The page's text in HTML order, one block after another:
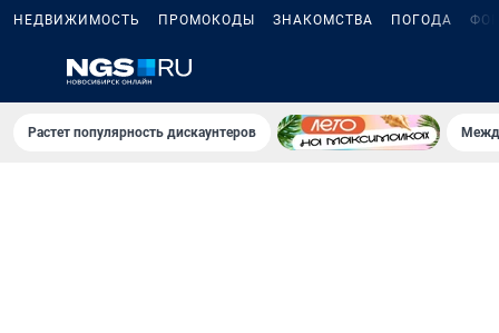
НЕДВИЖИМОСТЬ ПРОМОКОДЫ ЗНАКОМСТВА ПОГОДА
Растет популярность дискаунтеров